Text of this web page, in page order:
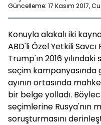
Güncelleme: 17 Kasım 2017,
Konuyla alakalı iki
ABD'li Özel Yetkili
Trump'ın 2016
seçim
ayının ortasında
bir belge yolladı.
seçimlerine Rusya'nın
soruşturmasını